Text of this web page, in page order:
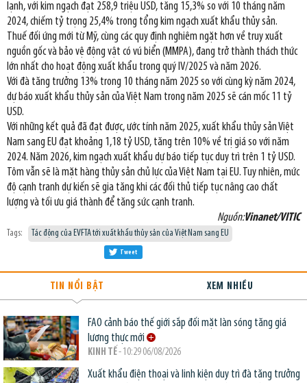
lạnh, với kim ngạch đạt 258,9 triệu USD, tăng 15,3% so với 10 tháng năm
2024, chiếm tỷ trọng 25,4% trong tổng kim ngạch xuất khẩu thủy sản.
Thuế đối ứng mới từ Mỹ, cùng các quy định nghiêm ngặt hơn về truy xuất
nguồn gốc và bảo vệ động vật có vú biển (MMPA), đang trở thành thách thức
lớn nhất cho hoạt động xuất khẩu trong quý IV/2025 và năm 2026.
Với đà tăng trưởng 13% trong 10 tháng năm 2025 so với cùng kỳ năm 2024,
dự báo xuất khẩu thủy sản của Việt Nam trong năm 2025 sẽ cán mốc 11 tỷ
USD.
Với những kết quả đã đạt được, ước tính năm 2025, xuất khẩu thủy sản Việt
Nam sang EU đạt khoảng 1,18 tỷ USD, tăng trên 10% về trị giá so với năm
2024. Năm 2026, kim ngạch xuất khẩu dự báo tiếp tục duy trì trên 1 tỷ USD.
Tôm vẫn sẽ là mặt hàng thủy sản chủ lực của Việt Nam tại EU. Tuy nhiên, mức
độ cạnh tranh dự kiến sẽ gia tăng khi các đối thủ tiếp tục nâng cao chất
lượng và tối ưu giá thành để tăng sức cạnh tranh.
Nguồn:Vinanet/VITIC
Tags: Tác động của EVFTA tới xuất khẩu thủy sản của Việt Nam sang EU
Tweet
TIN NỔI BẬT XEM NHIỀU
FAO cảnh báo thế giới sắp đối mặt làn sóng tăng giá
lương thực mới
KINH TẾ- 10:29 06/08/2026
Xuất khẩu điện thoại và linh kiện duy trì đà tăng trưởng